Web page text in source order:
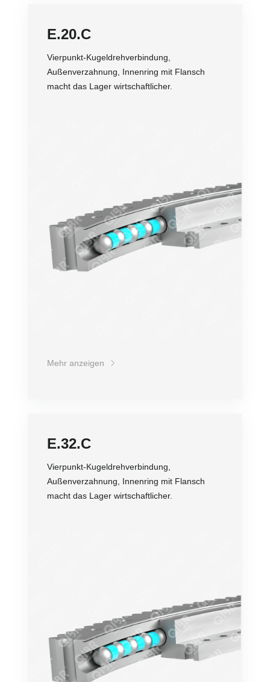
E.20.C
Vierpunkt-Kugeldrehverbindung,
Außenverzahnung, Innenring mit Flansch
macht das Lager wirtschaftlicher.
Mehr anzeigen
E.32.C
Vierpunkt-Kugeldrehverbindung,
Außenverzahnung, Innenring mit Flansch
macht das Lager wirtschaftlicher.